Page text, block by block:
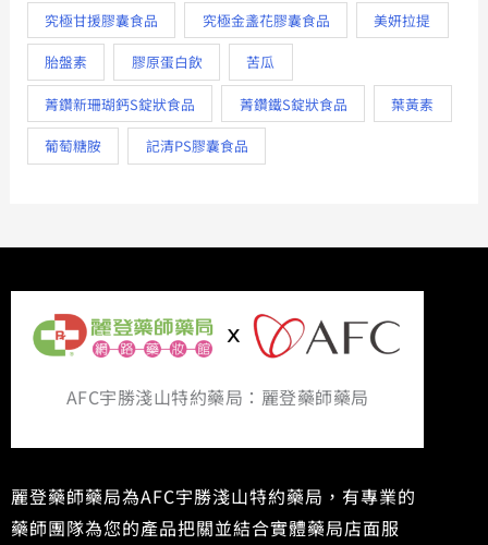
究極甘援膠囊食品 究極金盞花膠囊食品 美妍拉提
胎盤素 膠原蛋白飲 苦瓜
菁鑽新珊瑚鈣S錠狀食品 菁鑽鐵S錠狀食品 葉黃素
葡萄糖胺 記清PS膠囊食品
AFC宇勝淺山特約藥局：麗登藥師藥局
麗登藥師藥局為AFC宇勝淺山特約藥局，有專業的
藥師團隊為您的產品把關並結合實體藥局店面服